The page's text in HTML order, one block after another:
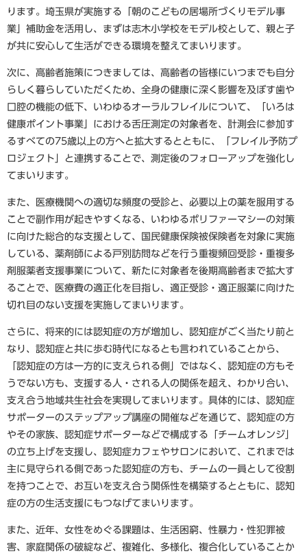
ります。埼玉県が実施する「朝のこどもの居場所づくりモデル事
業」補助金を活用し、まずは志木小学校をモデル校として、親と子
が共に安心して生活ができる環境を整えてまいります。
次に、高齢者施策につきましては、高齢者の皆様にいつまでも自分
らしく暮らしていただくため、全身の健康に深く影響を及ぼす歯や
口腔の機能の低下、いわゆるオーラルフレイルについて、「いろは
健康ポイント事業」における舌圧測定の対象者を、計測会に参加す
るすべての75歳以上の方へと拡大するとともに、「フレイル予防プ
ロジェクト」と連携することで、測定後のフォローアップを強化し
てまいります。
また、医療機関への適切な頻度の受診と、必要以上の薬を服用する
ことで副作用が起きやすくなる、いわゆるポリファーマシーの対策
に向けた総合的な支援として、国民健康保険被保険者を対象に実施
している、薬剤師による戸別訪問などを行う重複頻回受診・重複多
剤服薬者支援事業について、新たに対象者を後期高齢者まで拡大す
ることで、医療費の適正化を目指し、適正受診・適正服薬に向けた
切れ目のない支援を実施してまいります。
さらに、将来的には認知症の方が増加し、認知症がごく当たり前と
なり、認知症と共に歩む時代になるとも言われていることから、
「認知症の方は一方的に支えられる側」ではなく、認知症の方もそ
うでない方も、支援する人・される人の関係を超え、わかり合い、
支え合う地域共生社会を実現してまいります。具体的には、認知症
サポーターのステップアップ講座の開催などを通じて、認知症の方
やその家族、認知症サポーターなどで構成する「チームオレンジ」
の立ち上げを支援し、認知症カフェやサロンにおいて、これまでは
主に見守られる側であった認知症の方も、チームの一員として役割
を持つことで、お互いを支え合う関係性を構築するとともに、認知
症の方の生活支援にもつなげてまいります。
また、近年、女性をめぐる課題は、生活困窮、性暴力・性犯罪被
害、家庭関係の破綻など、複雑化、多様化、複合化していることか